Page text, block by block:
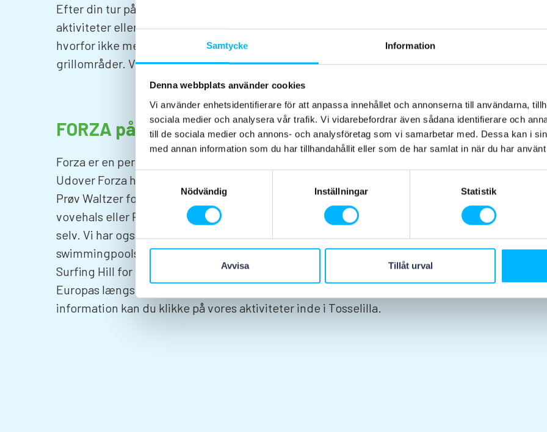
Samtycke Information
Denna webbplats använder cookies
Vi använder enhetsidentifierare för att anpassa innehållet och annonserna till användarna,
sociala medier och analysera vår trafik. Vi vidarebefordrar även sådana identifierare och
till de sociala medier och annons- och analysföretag som vi samarbetar med. Dessa kan i
med annan information som du har tillhandahållit eller som de har samlat in när du har
Nödvändig
Inställningar Statistik
Avvisa Tillåt urval
Efter din tur på Forza kan du finde vej til vores andre sjove
aktiviteter eller stille din sult på et af vores spisesteder. Eller
hvorfor ikke medbringe din egen mad og grille på et af vores
grillområder. Vi tilbyder dig tændvæske og kul!
FORZA på Tivolilandet
Forza er en perfekt tilføjelse til vores fantastiske Tivoliland.
Udover Forza har vi selvfølgelig mange flere sjove attraktioner.
Prøv Waltzer for en svimlende oplevelse, Extreme fly for the
vovehals eller Radio-bilerne, hvor du kan styre og drosle helt
selv. Vi har også et vandland med dejlige vandrutsjebaner og
swimmingpools. Tag en bilringtur ned ad Vilda forsen, prøv
Surfing Hill for de mindre børn eller hvorfor ikke køre på
Europas længste og hurtigste ProRacer Hyper. For mere
information kan du klikke på vores aktiviteter inde i Tosselilla.